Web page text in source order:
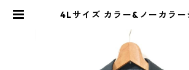
4Lサイズ カラー&ノーカラー
ック ◆KIY-1295◆ |
RODUCE